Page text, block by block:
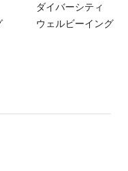
ダイバーシティ
ウェルビーイング